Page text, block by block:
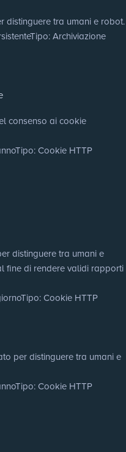
distinguere tra umani e robot.
Tipo: Archiviazione
consenso ai cookie
Tipo: Cookie HTTP
distinguere tra umani e
fine di rendere validi rapporti
Tipo: Cookie HTTP
per distinguere tra umani e
Tipo: Cookie HTTP